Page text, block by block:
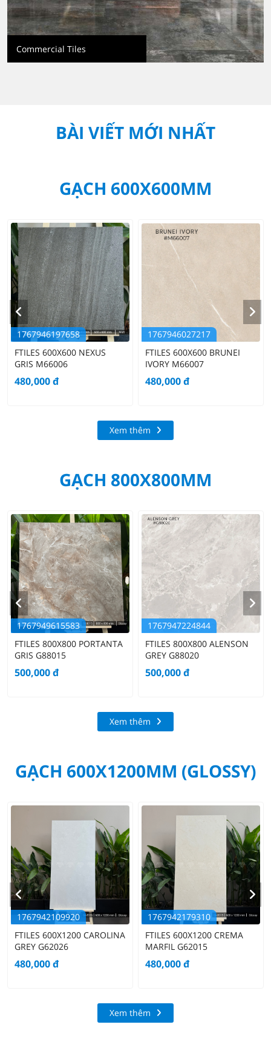
Commercial Tiles
BÀI VIẾT MỚI NHẤT
GẠCH 600X600MM
1767946197658
FTILES 600X600 NEXUS
GRIS M66006
480,000đ
1767946027217
FTILES 600X600 BRUNEI
IVORY M66007
480,000đ
Xem thêm
GẠCH 800X800MM
1767949615583
FTILES 800X800 PORTANTA
GRIS G88015
500,000đ
1767947224844
FTILES 800X800 ALENSON
GREY G88020
500,000đ
Xem thêm
GẠCH 600X1200MM (GLOSSY)
1767942109920
FTILES 600X1200 CAROLINA
GREY G62026
480,000đ
1767942179310
FTILES 600X1200 CREMA
MARFIL G62015
480,000đ
Xem thêm